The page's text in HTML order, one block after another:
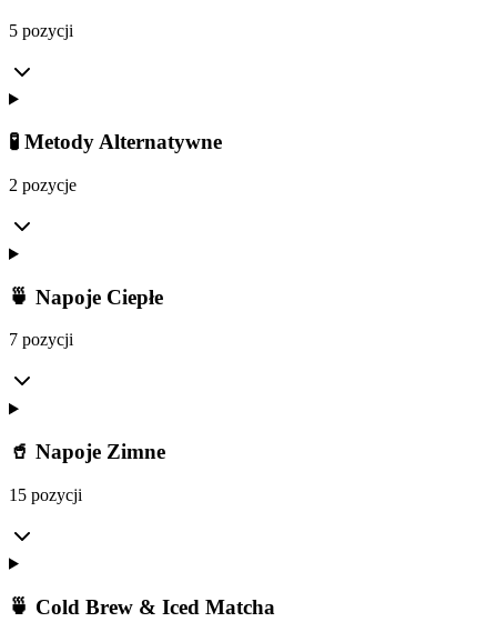
5 pozycji
🧪 Metody Alternatywne
2 pozycje
🍵 Napoje Ciepłe
7 pozycji
🥤 Napoje Zimne
15 pozycji
🍵 Cold Brew & Iced Matcha